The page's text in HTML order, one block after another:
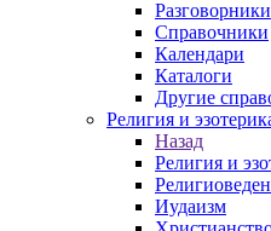
Разговорники
Справочники
Календари
Каталоги
Другие
Религия и
Назад
Религия и
Иудаизм